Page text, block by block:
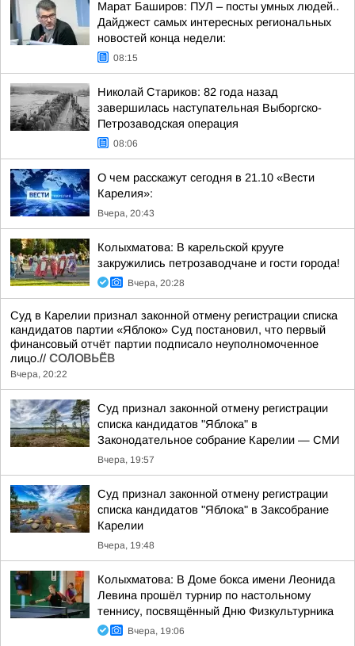
Марат Баширов: ПУЛ – посты умных людей..
Дайджест самых интересных региональных
новостей конца недели:
08:15
Николай Стариков: 82 года назад
завершилась наступательная Выборгско-
Петрозаводская операция
08:06
О чем расскажут сегодня в 21.10 «Вести
Карелия»:
Вчера, 20:43
Колыхматова: В карельской крууге
закружились петрозаводчане и гости города!
Вчера, 20:28
Суд в Карелии признал законной отмену регистрации списка
кандидатов партии «Яблоко» Суд постановил, что первый
финансовый отчёт партии подписало неуполномоченное
лицо.// СОЛОВЬЁВ
Вчера, 20:22
Суд признал законной отмену регистрации
списка кандидатов "Яблока" в
Законодательное собрание Карелии — СМИ
Вчера, 19:57
Суд признал законной отмену регистрации
списка кандидатов "Яблока" в Заксобрание
Карелии
Вчера, 19:48
Колыхматова: В Доме бокса имени Леонида
Левина прошёл турнир по настольному
теннису, посвящённый Дню Физкультурника
Вчера, 19:06